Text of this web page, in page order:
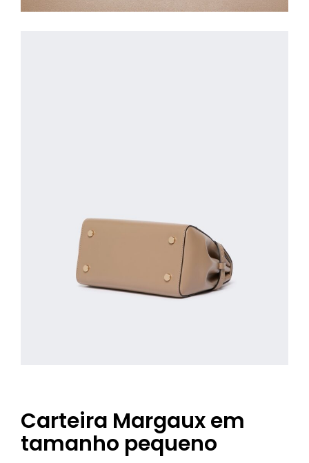
Carteira Margaux em
tamanho pequeno